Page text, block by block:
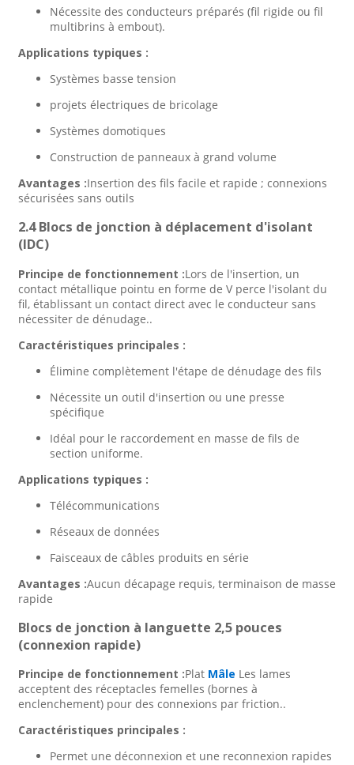
Nécessite des conducteurs préparés (fil rigide ou fil
multibrins à embout).
Applications typiques :
Systèmes basse tension
projets électriques de bricolage
Systèmes domotiques
Construction de panneaux à grand volume
Avantages :Insertion des fils facile et rapide ; connexions
sécurisées sans outils
2.4 Blocs de jonction à déplacement d'isolant
(IDC)
Principe de fonctionnement :Lors de l'insertion, un
contact métallique pointu en forme de V perce l'isolant du
fil, établissant un contact direct avec le conducteur sans
nécessiter de dénudage..
Caractéristiques principales :
Élimine complètement l'étape de dénudage des fils
Nécessite un outil d'insertion ou une presse
spécifique
Idéal pour le raccordement en masse de fils de
section uniforme.
Applications typiques :
Télécommunications
Réseaux de données
Faisceaux de câbles produits en série
Avantages :Aucun décapage requis, terminaison de masse
rapide
Blocs de jonction à languette 2,5 pouces
(connexion rapide)
Principe de fonctionnement :Plat Mâle Les lames
acceptent des réceptacles femelles (bornes à
enclenchement) pour des connexions par friction..
Caractéristiques principales :
Permet une déconnexion et une reconnexion rapides